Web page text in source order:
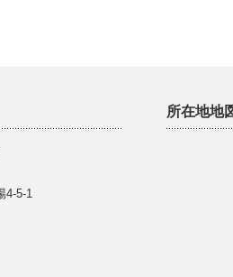
4-5-1
所在地地